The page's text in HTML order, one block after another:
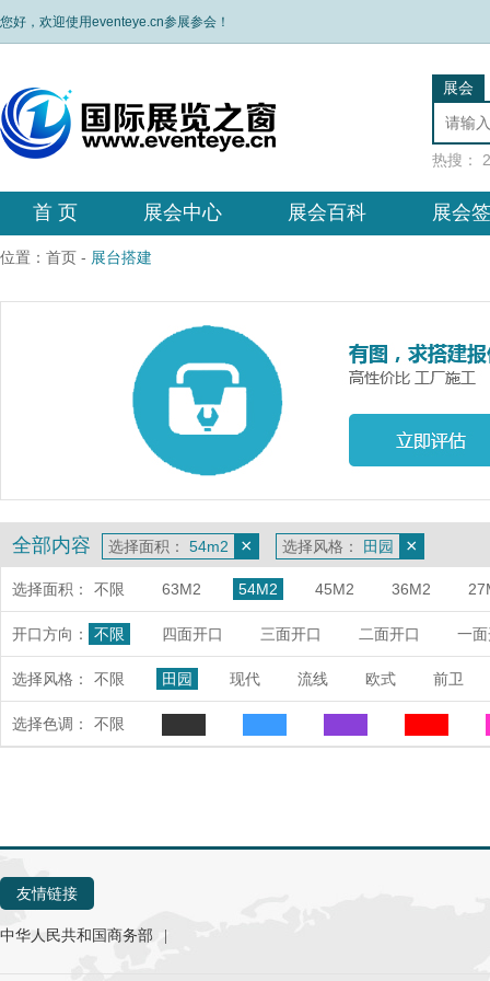
您好，欢迎使用eventeye.cn参展参会！
展会
热搜：
首 页 展会中心 展会百科 展会
位置： 首页 - 展台搭建
全部内容 选择面积： 54m2 × 选择风格： 田园 ×
选择面积： 不限 63M2 54M2 45M2 36M2
开口方向： 不限 四面开口 三面开口 二面开口 一
选择风格： 不限 田园 现代 流线 欧式 前卫
选择色调： 不限
友情链接
中华人民共和国商务部